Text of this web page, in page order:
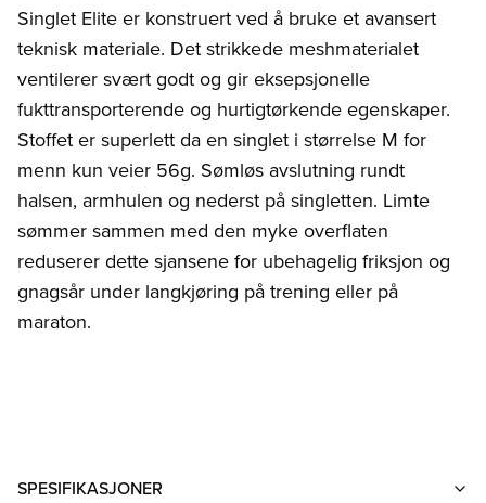
Singlet Elite er konstruert ved å bruke et avansert
teknisk materiale. Det strikkede meshmaterialet
ventilerer svært godt og gir eksepsjonelle
fukttransporterende og hurtigtørkende egenskaper.
Stoffet er superlett da en singlet i størrelse M for
menn kun veier 56g. Sømløs avslutning rundt
halsen, armhulen og nederst på singletten. Limte
sømmer sammen med den myke overflaten
reduserer dette sjansene for ubehagelig friksjon og
gnagsår under langkjøring på trening eller på
maraton.
SPESIFIKASJONER